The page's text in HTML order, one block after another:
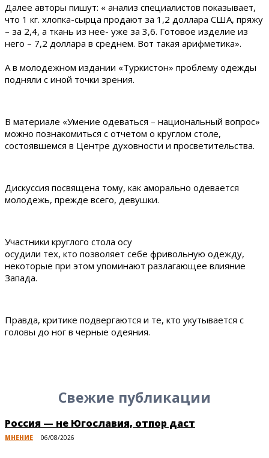
Далее авторы пишут: « анализ специалистов показывает,
что 1 кг. хлопка-сырца продают за 1,2 доллара США, пряжу
– за 2,4, а ткань из нее- уже за 3,6. Готовое изделие из
него – 7,2 доллара в среднем. Вот такая арифметика».
А в молодежном издании «Туркистон» проблему одежды
подняли с иной точки зрения.
В материале «Умение одеваться – национальный вопрос»
можно познакомиться с отчетом о круглом столе,
состоявшемся в Центре духовности и просветительства.
Дискуссия посвящена тому, как аморально одевается
молодежь, прежде всего, девушки.
Участники круглого стола осу
осудили тех, кто позволяет себе фривольную одежду,
некоторые при этом упоминают разлагающее влияние
Запада.
Правда, критике подвергаются и те, кто укутывается с
головы до ног в черные одеяния.
Свежие публикации
Россия — не Югославия, отпор даст
МНЕНИЕ 06/08/2026